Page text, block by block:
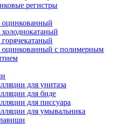
регистры
оцинкованный
холоднокатаный
оцинкованный с полимерным
для унитаза
для биде
для писсуара
для умывальника